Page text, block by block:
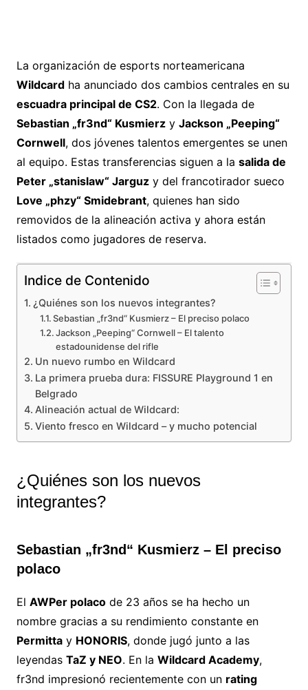
La organización de esports norteamericana
Wildcardha anunciado dos cambios centrales en su
escuadra principal de CS2. Con la llegada de
Sebastian „fr3nd“ Kusmierzy Jackson „Peeping“
Cornwell, dos jóvenes talentos emergentes se unen
al equipo. Estas transferencias siguen a la salida de
Peter „stanislaw“ Jarguzy del francotirador sueco
Love „phzy“ Smidebrant, quienes han sido
removidos de la alineación activa y ahora están
listados como jugadores de reserva.
Indice de Contenido
¿Quiénes son los nuevos integrantes?
Sebastian „fr3nd“ Kusmierz – El preciso polaco
Jackson „Peeping“ Cornwell – El talento
estadounidense del rifle
Un nuevo rumbo en Wildcard
La primera prueba dura: FISSURE Playground 1 en
Belgrado
Alineación actual de Wildcard:
Viento fresco en Wildcard – y mucho potencial
¿Quiénes son los nuevos
integrantes?
Sebastian „fr3nd“ Kusmierz – El preciso
polaco
El AWPer polacode 23 años se ha hecho un
nombre gracias a su rendimiento constante en
Permittay HONORIS, donde jugó junto a las
leyendas TaZ y NEO. En la Wildcard Academy,
fr3nd impresionó recientemente con un rating